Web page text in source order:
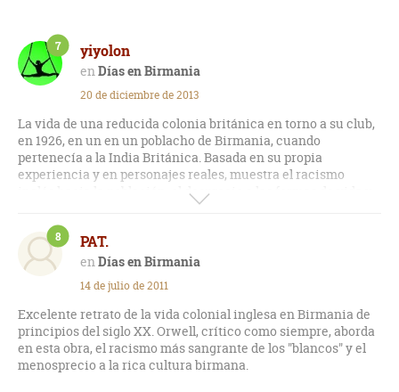
yiyolon
Días en Birmania
7
20 de diciembre de 2013
La vida de una reducida colonia británica en torno a su club,
en 1926, en un en un poblacho de Birmania, cuando
pertenecía a la India Británica. Basada en su propia
experiencia y en personajes reales, muestra el racismo
inglés hacia la población, el desprecio a las formas de vida y
tradiciones locales y la explotación de los recursos locales.
Es curioso que los nativos veían a los ingleses como
superiores, y trataban de subir en la escala social imitando
sus costumbres y tratando con los extranjeros, en una
sociedad corrupta en la que vale todo para ir alcanzando el
poder. No falta el bueno ni el malo, amores y odios, deja claro
las maneras de vivir y sentir de los personajes de la época.
PAT.
Días en Birmania
8
14 de julio de 2011
Excelente retrato de la vida colonial inglesa en Birmania de
principios del siglo XX. Orwell, crítico como siempre, aborda
en esta obra, el racismo más sangrante de los "blancos" y el
menosprecio a la rica cultura birmana.